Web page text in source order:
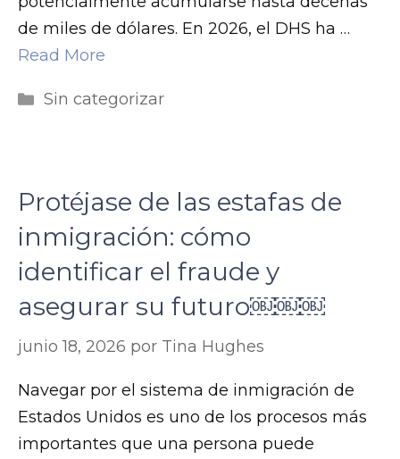
de miles de dólares. En 2026, el DHS ha …
Read More
Categorías
Sin categorizar
Protéjase de las estafas de
inmigración: cómo
identificar el fraude y
asegurar su futuro￼￼￼
junio 18, 2026 por Tina Hughes
Navegar por el sistema de inmigración de
Estados Unidos es uno de los procesos más
importantes que una persona puede